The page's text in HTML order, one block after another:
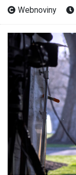
Webnoviny